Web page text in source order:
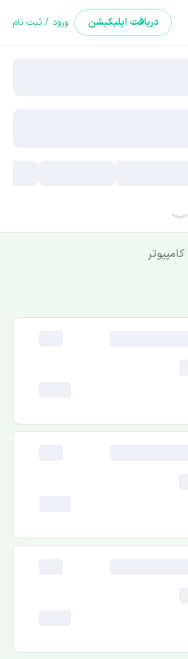
دریافت اپلیکیشن ورود / ثبت نام